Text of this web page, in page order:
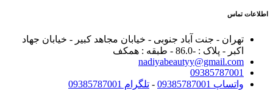
اطلاعات تماس
تهران - جنت آباد جنوبی - خیابان مجاهد کبیر - خیابان جهاد
اکبر - پلاک : -86.0 - طبقه : همکف
nadiyabeautyy@gmail.com
09385787001
واتساپ 09385787001
- تلگرام 09385787001